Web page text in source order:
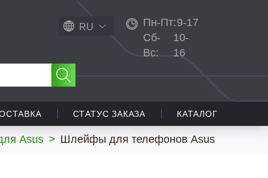
RU Пн-Пт:9-17
Сб-
Вс:
10-
16
СТАТУС ЗАКАЗА КАТАЛОГ
Asus > Шлейфы для телефонов Asus